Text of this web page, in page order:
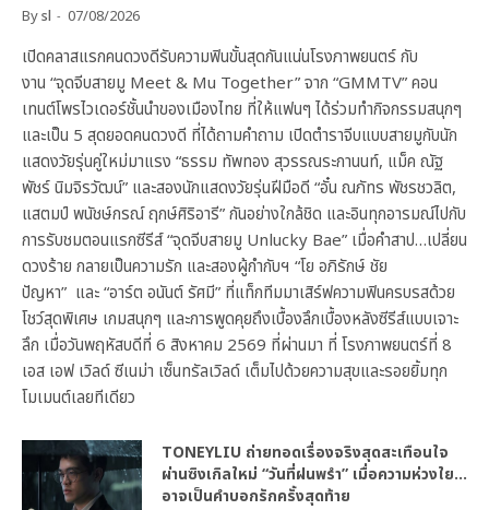
Bysl 07/08/2026
เปิดคลาสแรกคนดวงดีรับความฟินขั้นสุดกันแน่นโรงภาพยนตร์ กับ
งาน “จุดจีบสายมู Meet & Mu Together” จาก “GMMTV” คอน
เทนต์โพรไวเดอร์ชั้นนำของเมืองไทย ที่ให้แฟนๆ ได้ร่วมทำกิจกรรมสนุกๆ
และเป็น 5 สุดยอดคนดวงดี ที่ได้ถามคำถาม เปิดตำราจีบแบบสายมูกับนัก
แสดงวัยรุ่นคู่ใหม่มาแรง “ธรรม ทัพทอง สุวรรณระกานนท์, แม็ค ณัฐ
พัชร์ นิมจิรวัฒน์” และสองนักแสดงวัยรุ่นฝีมือดี “อั๋น ณภัทร พัชรชวลิต,
แสตมป์ พนัชษ์กรณ์ ฤกษ์ศิริอารี” กันอย่างใกล้ชิด และอินทุกอารมณ์ไปกับ
การรับชมตอนแรกซีรีส์ “จุดจีบสายมู Unlucky Bae” เมื่อคำสาป…เปลี่ยน
ดวงร้าย กลายเป็นความรัก และสองผู้กำกับฯ “โย อภิรักษ์ ชัย
ปัญหา” และ “อาร์ต อนันต์ รัศมี” ที่แท็กทีมมาเสิร์ฟความฟินครบรสด้วย
โชว์สุดพิเศษ เกมสนุกๆ และการพูดคุยถึงเบื้องลึกเบื้องหลังซีรีส์แบบเจาะ
ลึก เมื่อวันพฤหัสบดีที่ 6 สิงหาคม 2569 ที่ผ่านมา ที่ โรงภาพยนตร์ที่ 8
เอส เอฟ เวิลด์ ซีเนม่า เซ็นทรัลเวิลด์ เต็มไปด้วยความสุขและรอยยิ้มทุก
โมเมนต์เลยทีเดียว
TONEYLIU ถ่ายทอดเรื่องจริงสุดสะเทือนใจ
ผ่านซิงเกิลใหม่ “วันที่ฝนพรำ” เมื่อความห่วงใย…
อาจเป็นคำบอกรักครั้งสุดท้าย